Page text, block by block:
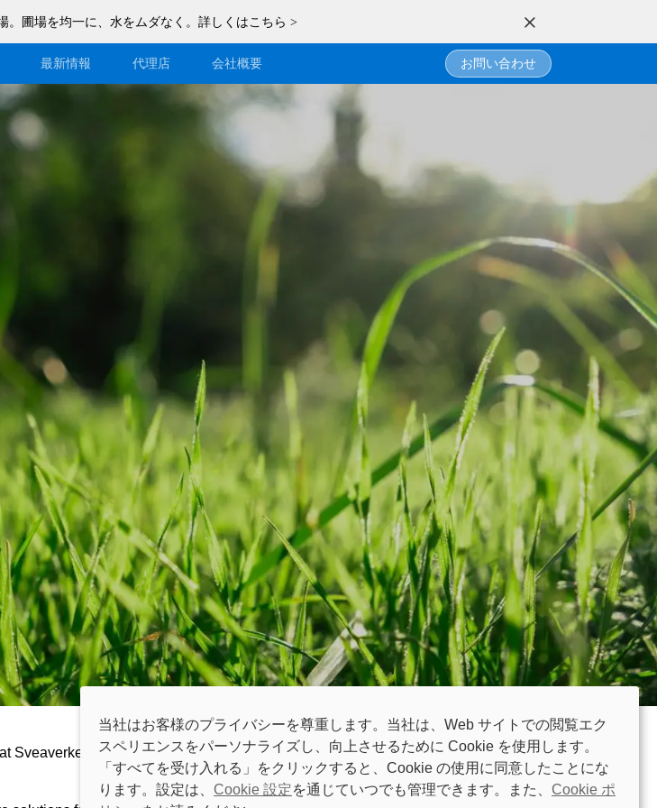
。圃場を均一に、水をムダなく。詳しくはこちら >
最新情報
ブログ
代理店 会社概要 お問い合わせ
Sveaverken is ready to land at one of the world's biggest expos for home and
当社はお客様のプライバシーを尊重します。当社は、Web サイトでの閲覧エク
スペリエンスをパーソナライズし、向上させるために Cookie を使用します。
「すべてを受け入れる」をクリックすると、Cookie の使用に同意したことにな
ります。設定は、 Cookie 設定を通じていつでも管理できます。また、 Cookie ポ